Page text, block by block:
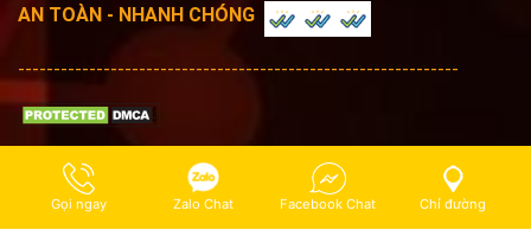
AN TOÀN - NHANH CHÓNG
--------------------------------------------------------------
Gọi ngay Zalo Chat Facebook Chat Chỉ đường